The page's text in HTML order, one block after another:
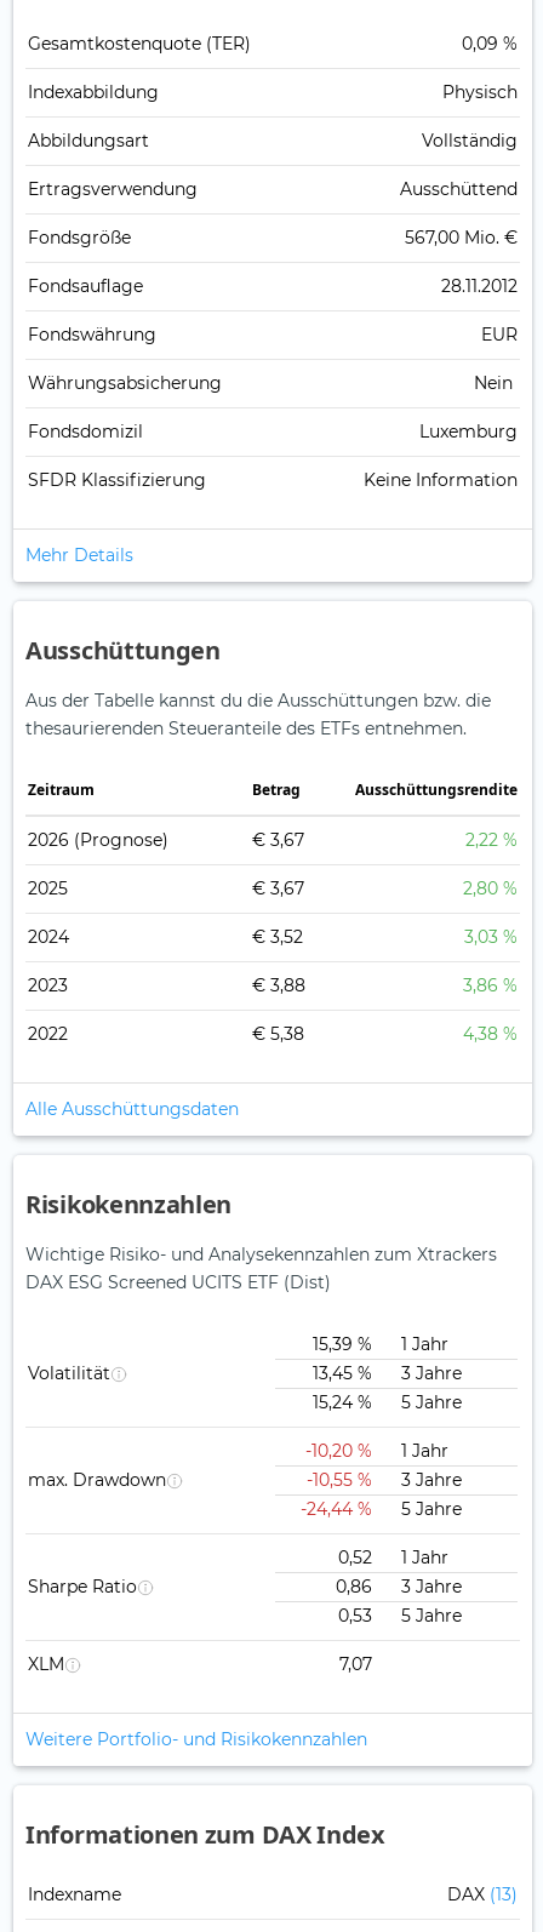
Gesamt­kosten­quote (TER) 0,09 %
Index­abbildung Physisch
Abbildungs­art Vollständig
Ertrags­verwendung Ausschüttend
Fonds­größe 567,00 Mio. €
Fonds­auflage 28.11.2012
Fonds­währung EUR
Währungsabsicherung Nein
Fondsdomizil Luxemburg
SFDR Klassifizierung Keine Information
Mehr Details
Ausschüttungen
Aus der Tabelle kannst du die Ausschüttungen bzw. die
thesaurierenden Steueranteile des ETFs entnehmen.
Zeitraum Betrag Ausschüttungsrendite
2026 (Prognose) € 3,67 2,22 %
2025 € 3,67 2,80 %
2024 € 3,52 3,03 %
2023 € 3,88 3,86 %
2022 € 5,38 4,38 %
Alle Ausschüttungsdaten
Risikokennzahlen
Wichtige Risiko- und Analysekennzahlen zum Xtrackers
DAX ESG Screened UCITS ETF (Dist)
Volatilität
15,39 %
1 Jahr
13,45 %
3 Jahre
15,24 %
5 Jahre
max. Drawdown
-10,20 %
1 Jahr
-10,55 %
3 Jahre
-24,44 %
5 Jahre
Sharpe Ratio
0,52
1 Jahr
0,86
3 Jahre
0,53
5 Jahre
XLM 7,07
Weitere Portfolio- und Risikokennzahlen
Informationen zum DAX Index
Indexname DAX (13)